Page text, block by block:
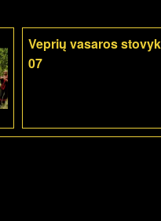
Veprių vasaros
07